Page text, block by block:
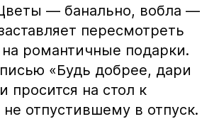
— банально, вобла —
пересмотреть
на романтичные подарки.
«Будь добрее, дари
просится на стол к
не отпустившему в отпуск.